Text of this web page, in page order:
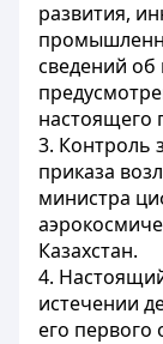
развития,
сведений
настоящего
3. Контроль
приказа
министра
Казахстан.
4.
истечении
его